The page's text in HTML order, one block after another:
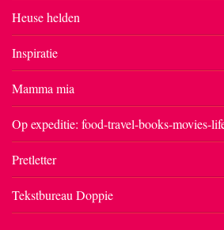
Heuse helden
Inspiratie
Mamma mia
Op expeditie: food-travel-books-movies-
Pretletter
Tekstbureau Doppie